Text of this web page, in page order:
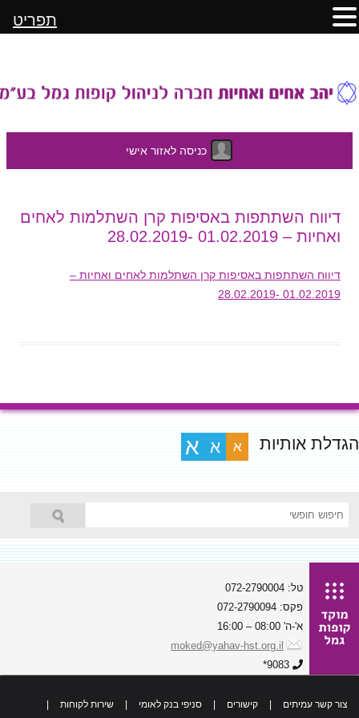
כניסה לאזור אישי
לתוכן
דיווח השתתפות באסיפות קרן השתלמות לאחים
ואחיות – 01.02.2019 -28.02.2019
דיווח השתתפות באסיפות קרן השתלמות לאחים ואחיות –
01.02.2019 -28.02.2019
הגדלת אותיות א א א
טל: 072-2790004
פקס: 072-2790094
א'-ה' 08:00 – 16:00
moked@yahav-hst.org.il
9083*
צור קשר עמיתים קישורים סניפי בנק לאומי שירות לקוחות
תפריט